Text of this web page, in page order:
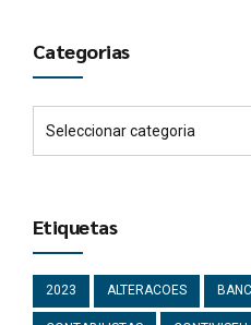
Categorias
Etiquetas
2023 ALTERACOES